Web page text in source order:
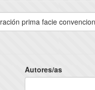
Autores/as